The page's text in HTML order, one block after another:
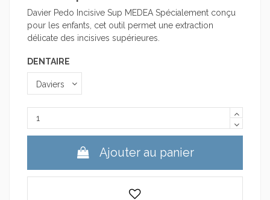
Davier Pedo Incisive Sup MEDEA Spécialement conçu
pour les enfants, cet outil permet une extraction
délicate des incisives supérieures.
DENTAIRE
Ajouter au panier